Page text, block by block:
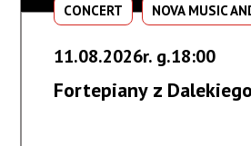
CONCERT NOVA MUSIC
11.08.2026r. g.18:00
Fortepiany z